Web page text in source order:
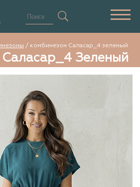
/ комбинезон Саласар_4 зеленый
Саласар_4 Зеленый